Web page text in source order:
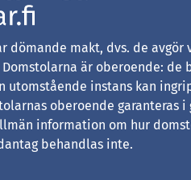
dömande makt, dvs. de avgör
är oberoende: de
utomstående instans kan
oberoende garanteras i
information om hur
behandlas inte.